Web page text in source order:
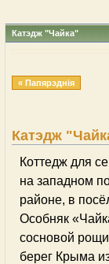
Катэдж "Чайка"
« Папярэднія
Катэдж
Коттедж для
на западном
районе, в
Особняк
сосновой
берег Крыма